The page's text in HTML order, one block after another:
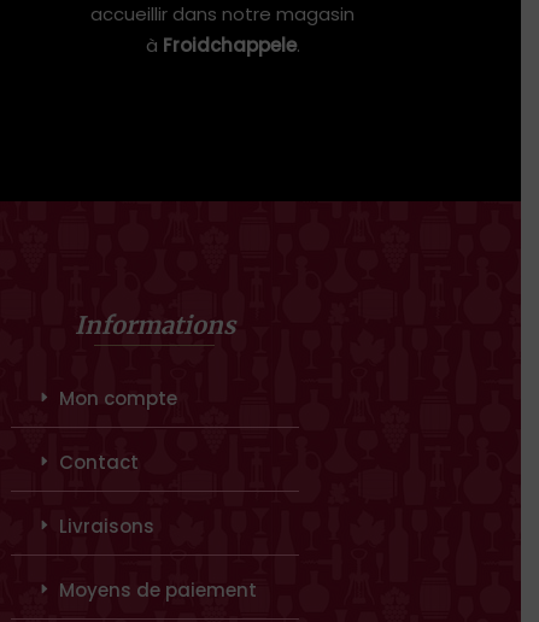
accueillir dans notre magasin
à Froidchappele.
Informations
Mon compte
Contact
Livraisons
Moyens de paiement